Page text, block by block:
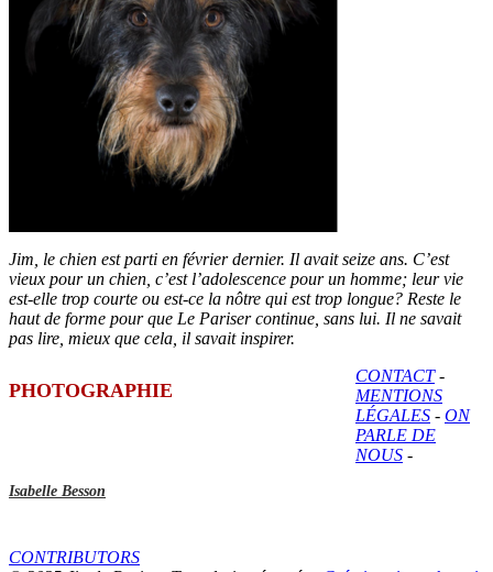
Jim, le chien est parti en février dernier. Il avait seize ans. C’est
vieux pour un chien, c’est l’adolescence pour un homme; leur vie
est-elle trop courte ou est-ce la nôtre qui est trop longue? Reste le
haut de forme pour que Le Pariser continue, sans lui. Il ne savait
pas lire, mieux que cela, il savait inspirer.
PHOTOGRAPHIE
Isabelle Besson
CONTACT-
MENTIONS
LÉGALES - ON
PARLE DE
NOUS -
CONTRIBUTORS